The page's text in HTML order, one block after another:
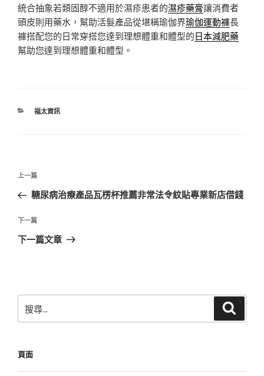
統合抽象若類固醇不適用於濕疹患者的濕疹藥膏讓消費者
頭皮則用藥水，幫助活髮產品從堪稱瑜伽界瑜伽運動褲長
褲搭配您的日常穿搭您達到理想體重和體型的日本減肥藥
幫助您達到理想體重和體型。
分
福太資訊
文
導
覽
上
一
文
章
上一篇
糖尿病治療產品瓦楞杯推薦非常法令紋貼專業新店借錢
下
一
下一篇
下一篇文章
尋
字:
頁面